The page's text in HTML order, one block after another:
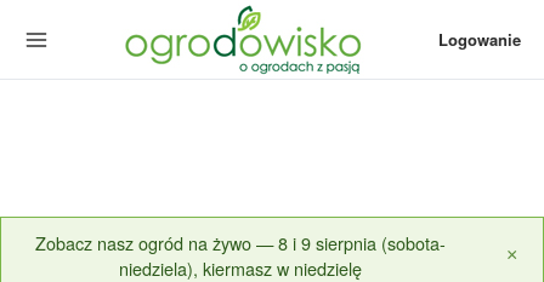
Logowanie
Zobacz nasz ogród na żywo — 8 i 9 sierpnia (sobota-
niedziela), kiermasz w niedzielę
×